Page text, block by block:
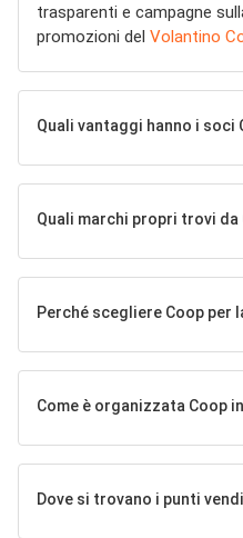
trasparenti e campagne
promozioni del Volantino
Quali vantaggi hanno i soci
Quali marchi propri trovi da
Perché scegliere Coop per
Come è organizzata Coop
Dove si trovano i punti